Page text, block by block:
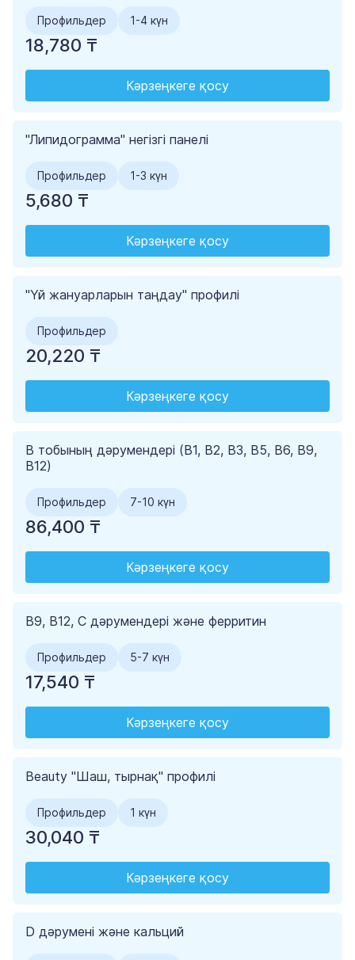
Профильдер 1-4 күн
18,780 ₸
Кәрзеңкеге қосу
"Липидограмма" негізгі панелі
Профильдер 1-3 күн
5,680 ₸
Кәрзеңкеге қосу
"Үй жануарларын таңдау" профилі
Профильдер
20,220 ₸
Кәрзеңкеге қосу
B тобының дәрумендері (B1, B2, B3, B5, B6, B9,
B12)
Профильдер 7-10 күн
86,400 ₸
Кәрзеңкеге қосу
B9, В12, С дәрумендері және ферритин
Профильдер 5-7 күн
17,540 ₸
Кәрзеңкеге қосу
Beauty "Шаш, тырнақ" профилі
Профильдер 1 күн
30,040 ₸
Кәрзеңкеге қосу
D дәрумені және кальций